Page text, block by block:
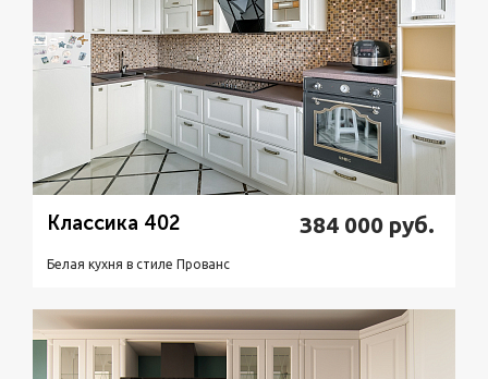
Классика 402 384 000 руб.
Белая кухня в стиле Прованс
Подробнее Узнать стоимость